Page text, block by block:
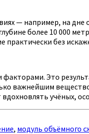
— например, на
более 10 000
практически без
Это
важнейшим
учёных,
, модуль объёмного